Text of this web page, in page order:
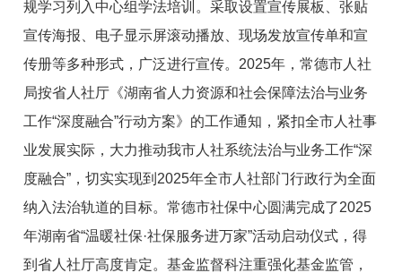
规学习列入中心组学法培训。采取设置宣传展板、张贴
宣传海报、电子显示屏滚动播放、现场发放宣传单和宣
传册等多种形式，广泛进行宣传。2025年，常德市人社
局按省人社厅《湖南省人力资源和社会保障法治与业务
工作“深度融合”行动方案》的工作通知，紧扣全市人社事
业发展实际，大力推动我市人社系统法治与业务工作“深
度融合”，切实实现到2025年全市人社部门行政行为全面
纳入法治轨道的目标。常德市社保中心圆满完成了2025
年湖南省“温暖社保·社保服务进万家”活动启动仪式，得
到省人社厅高度肯定。基金监督科注重强化基金监管，